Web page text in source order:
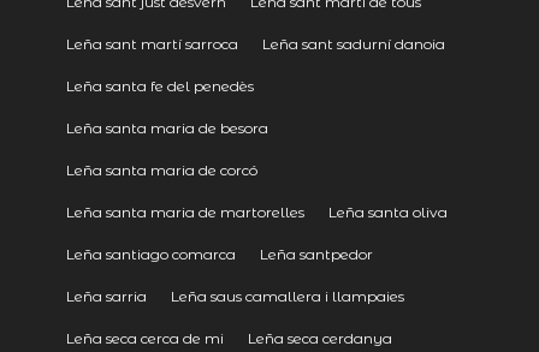
Leña sant martí sarroca Leña sant sadurní danoia
Leña santa fe del penedès
Leña santa maria de besora
Leña santa maria de corcó
Leña santa maria de martorelles Leña santa oliva
Leña santiago comarca Leña santpedor
Leña sarria Leña saus camallera i llampaies
Leña seca cerca de mi Leña seca cerdanya